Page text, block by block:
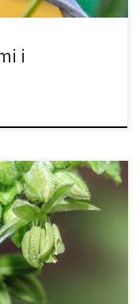
i
marihuany? Dwie
uprawiasz
żeńskie i męskie
pożądane pąki
Rośliny męskie
THC w porównaniu